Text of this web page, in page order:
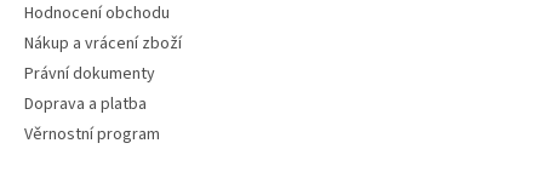
Hodnocení obchodu
Nákup a vrácení zboží
Právní dokumenty
Doprava a platba
Věrnostní program